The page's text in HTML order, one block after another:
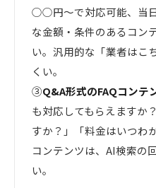
○○円〜で対応可能、当
な金額・条件のあるコン
い。汎用的な「業者はこ
くい。
③Q&A形式のFAQコンテ
も対応してもらえますか
すか？」「料金はいつわ
コンテンツは、AI検索の
い。